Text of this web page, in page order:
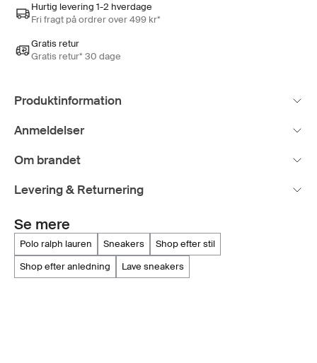
Hurtig levering 1-2 hverdage
Fri fragt på ordrer over 499 kr*
Gratis retur
Gratis retur* 30 dage
Produktinformation
Anmeldelser
Om brandet
Levering & Returnering
Se mere
polo ralph lauren sneakers
shop efter stil
shop efter anledning
lave sneakers